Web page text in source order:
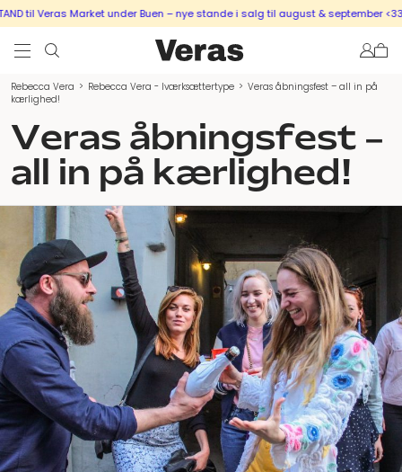
til Veras Market under Buen – nye stande i salg til august & september <333
Rebecca Vera > Rebecca Vera - Iværksættertype > Veras åbningsfest – all in på
kærlighed!
Veras åbningsfest –
all in på kærlighed!